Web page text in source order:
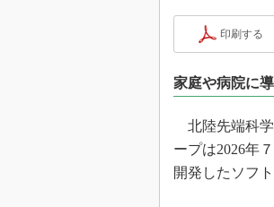
印刷する
家庭や病院に
北陸先端科学
ープは2026年
開発したソフ